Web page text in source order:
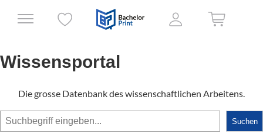
Wissensportal
Die grosse Datenbank des wissenschaftlichen Arbeitens.
Suchen Suchen